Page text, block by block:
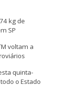
kg de
SP
voltam a
quinta-
o Estado